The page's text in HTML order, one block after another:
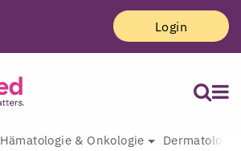
Login
Hämatologie & Onkologie